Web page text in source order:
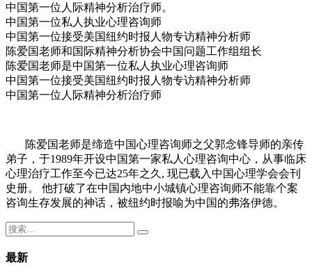
中国第一位人际精神分析治疗师。
中国第一位私人执业心理咨询师
中国第一位接受美国纽约时报人物专访精神分析师
陈爱国老师和国际精神分析协会中国问题工作组组长
陈爱国老师是中国第一位私人执业心理咨询师
中国第一位接受美国纽约时报人物专访精神分析师
中国第一位人际精神分析治疗师
陈爱国老师是缔造中国心理咨询师之父郭念锋导师的亲传
弟子，于1989年开设中国第一家私人心理咨询中心，从事临床
心理治疗工作至今已达25年之久, 现已载入中国心理学会会刊
史册。 他打破了在中国内地中小城镇心理咨询师不能靠个案
咨询生存发展的神话，被纽约时报喻为中国的弗洛伊德。
最新